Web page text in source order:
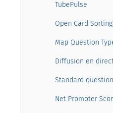
TubePulse
Open Card Sorting
Map Question
Diffusion en
Standard
Net Promoter